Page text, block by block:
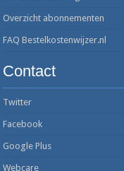
Overzicht abonnementen
FAQ Bestelkostenwijzer.nl
Contact
Twitter
Facebook
Google Plus
Webcare